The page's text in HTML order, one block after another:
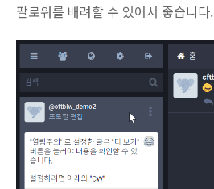
팔로워를 배려할 수 있어서 좋습니다.